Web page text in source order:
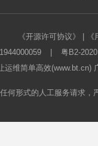
《开源许可协议》
粤B2-
运维简单高效
何形式的人工服务请求，